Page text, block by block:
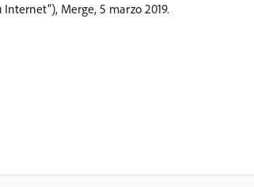
Merge, 5 marzo 2019.